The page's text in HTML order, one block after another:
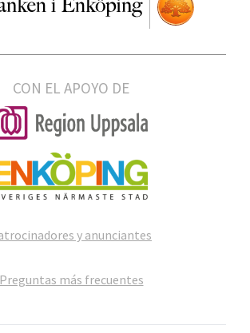
CON EL APOYO DE
y anunciantes
Preguntas más frecuentes